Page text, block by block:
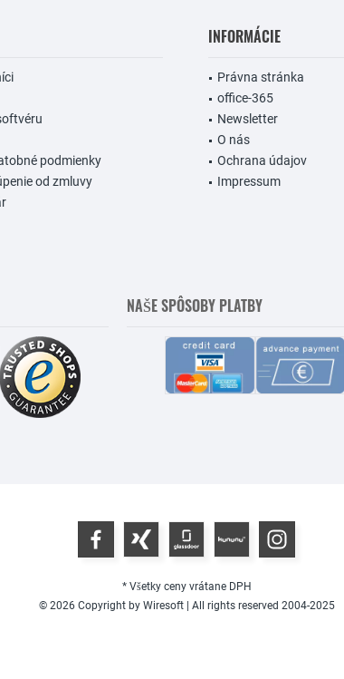
podmienky
od zmluvy
INFORMÁCIE
Právna stránka
office-365
Newsletter
O nás
Ochrana údajov
Impressum
NAŠE SPÔSOBY PLATBY
* Všetky ceny vrátane DPH
© 2026 Copyright by Wiresoft | All rights reserved 2004-2025